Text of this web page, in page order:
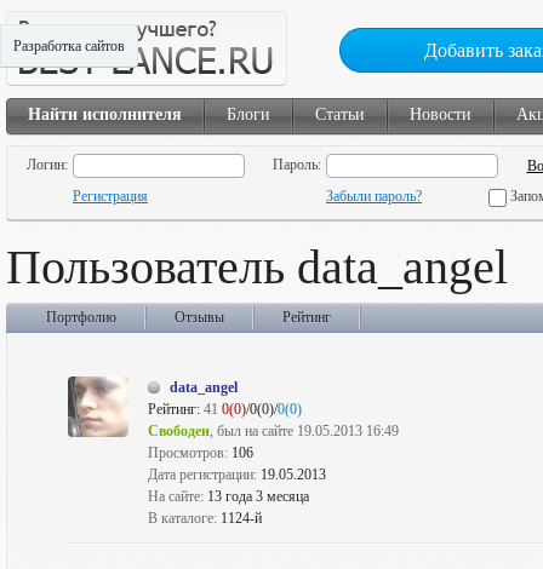
Добавить
Найти исполнителя Блоги Статьи Новости
Логин:
Пароль:
Регистрация
Забыли пароль?
Пользователь data_angel
Портфолио Отзывы Рейтинг
data_angel
Рейтинг: 41 0(0)/0(0)/0(0)
Свободен, был на сайте 19.05.2013 16:49
Просмотров: 106
Дата регистрации: 19.05.2013
На сайте: 13 года 3 месяца
В каталоге: 1124-й
Разработка сайтов